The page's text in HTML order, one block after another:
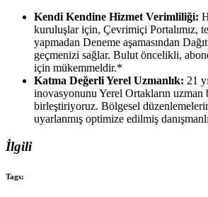
Kendi Kendine Hizmet Verimliliği:
kuruluşlar için, Çevrimiçi Portalımız,
yapmadan Deneme aşamasından
geçmenizi sağlar. Bulut öncelikli,
için mükemmeldir.*
Katma Değerli Yerel Uzmanlık: 21
inovasyonunu Yerel Ortakların
birleştiriyoruz. Bölgesel
uyarlanmış optimize edilmiş
İlgili
Tags: